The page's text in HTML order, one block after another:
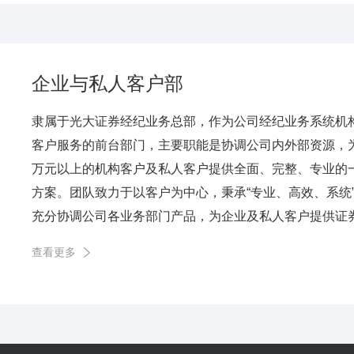
企业与私人客户部
隶属于光大证券经纪业务总部，作为公司经纪业务系统机
客户服务的前台部门，主要职能是协调公司内外部资源，
万元以上的机构客户及私人客户提供全面、完整、专业的
方案。团队致力于以客户为中心，秉承“专业、高效、系统
充分协调公司各业务部门产品，为企业及私人客户提供证
查看更多